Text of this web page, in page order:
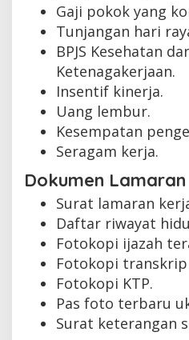
Gaji pokok yang
Tunjangan hari
BPJS Kesehatan
Ketenagakerjaan.
Insentif kinerja.
Uang lembur.
Kesempatan
Seragam kerja.
Dokumen Lamaran
Surat lamaran
Daftar riwayat
Fotokopi ijazah
Fotokopi
Fotokopi KTP.
Pas foto terbaru
Surat keterangan